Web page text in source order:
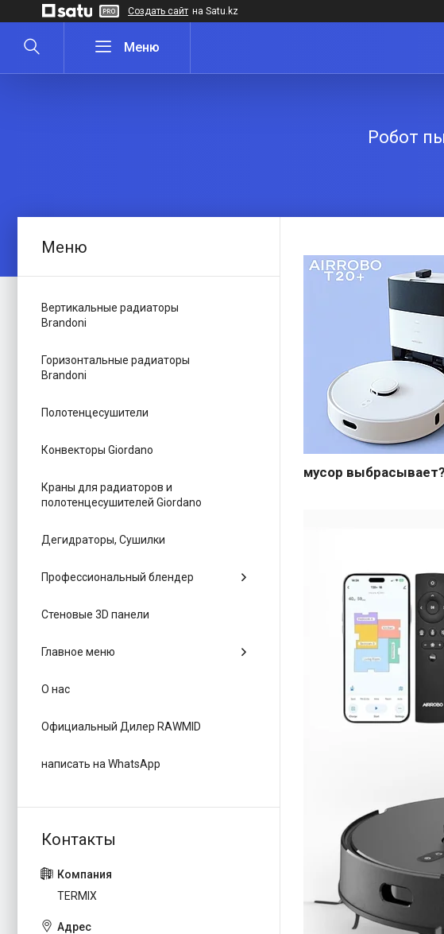
Создать сайт на Satu.kz
Робот
мусор
Вертикальные радиаторы
Brandoni
Горизонтальные радиаторы
Brandoni
Полотенцесушители
Конвекторы Giordano
Краны для радиаторов и
полотенцесушителей Giordano
Дегидраторы, Сушилки
Профессиональный блендер
Стеновые 3D панели
Главное меню
О нас
Официальный Дилер RAWMID
написать на WhatsApp
TERMIX